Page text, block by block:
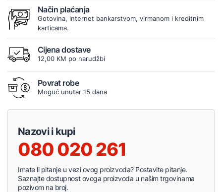
Način plaćanja
Gotovina, internet bankarstvom, virmanom i kreditnim
karticama.
Cijena dostave
12,00 KM po narudžbi
Povrat robe
Moguć unutar 15 dana
Nazovi i kupi
080 020 261
Imate li pitanje u vezi ovog proizvoda? Postavite pitanje.
Saznajte dostupnost ovoga proizvoda u našim trgovinama
pozivom na broj.